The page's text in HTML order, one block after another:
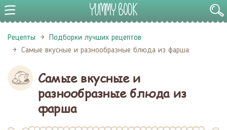
Рецепты
Подборки лучших рецептов
Самые вкусные и разнообразные блюда из фарша
Самые вкусные и
разнообразные блюда из
фарша